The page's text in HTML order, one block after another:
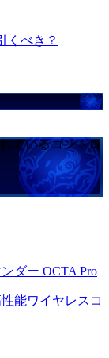
くべき？
ているコントロ
ダー OCTA Pro
能ワイヤレスコ